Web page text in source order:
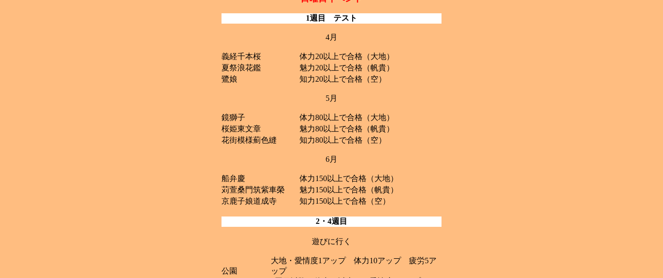
1週目 テスト
4月
義経千本桜
体力20以上で合格（大地）
夏祭浪花鑑
魅力20以上で合格（帆貴）
鷺娘
知力20以上で合格（空）
5月
鏡獅子
体力80以上で合格（大地）
桜姫東文章
魅力80以上で合格（帆貴）
花街模様薊色縫
知力80以上で合格（空）
6月
船弁慶
体力150以上で合格（大地）
苅萱桑門筑紫車榮
魅力150以上で合格（帆貴）
京鹿子娘道成寺
知力150以上で合格（空）
2・4週目
遊びに行く
公園
大地・愛情度1アップ 体力10アップ 疲労5ア
ップ